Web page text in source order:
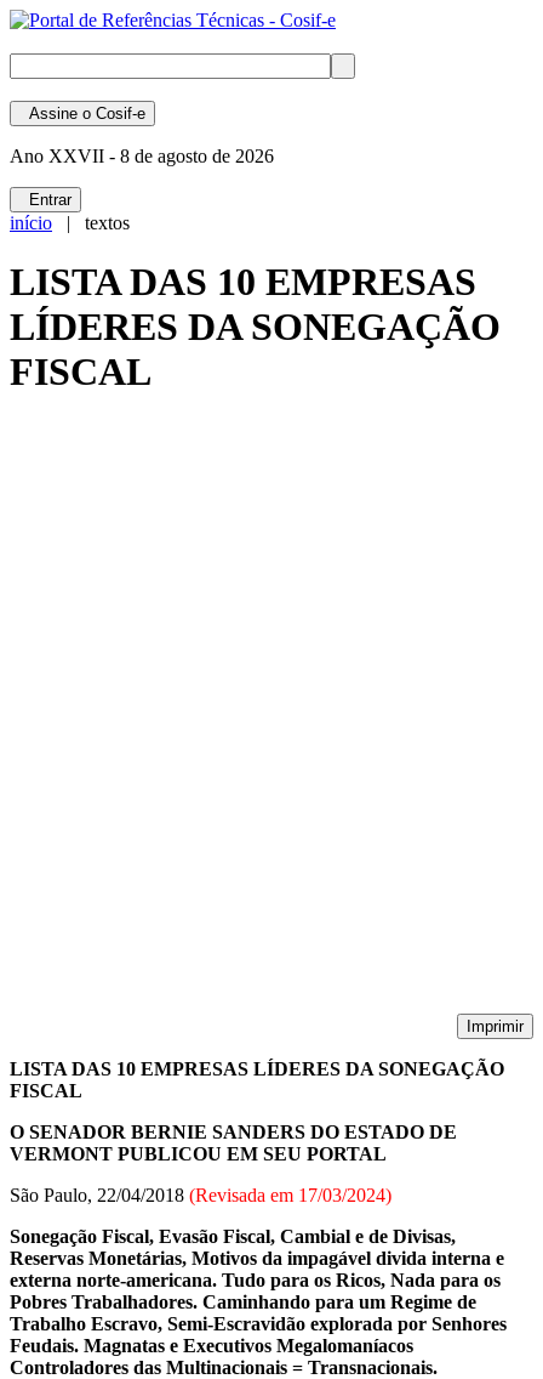
Assine o Cosif-e
Ano XXVII - 8 de agosto de 2026
Entrar
início | textos
LISTA DAS 10 EMPRESAS
LÍDERES DA SONEGAÇÃO
FISCAL
Imprimir
LISTA DAS 10 EMPRESAS LÍDERES DA SONEGAÇÃO
FISCAL
O SENADOR BERNIE SANDERS DO ESTADO DE
VERMONT PUBLICOU EM SEU PORTAL
São Paulo, 22/04/2018 (Revisada em 17/03/2024)
Sonegação Fiscal, Evasão Fiscal, Cambial e de Divisas,
Reservas Monetárias, Motivos da impagável divida interna e
externa norte-americana. Tudo para os Ricos, Nada para os
Pobres Trabalhadores. Caminhando para um Regime de
Trabalho Escravo, Semi-Escravidão explorada por Senhores
Feudais. Magnatas e Executivos Megalomaníacos
Controladores das Multinacionais = Transnacionais.